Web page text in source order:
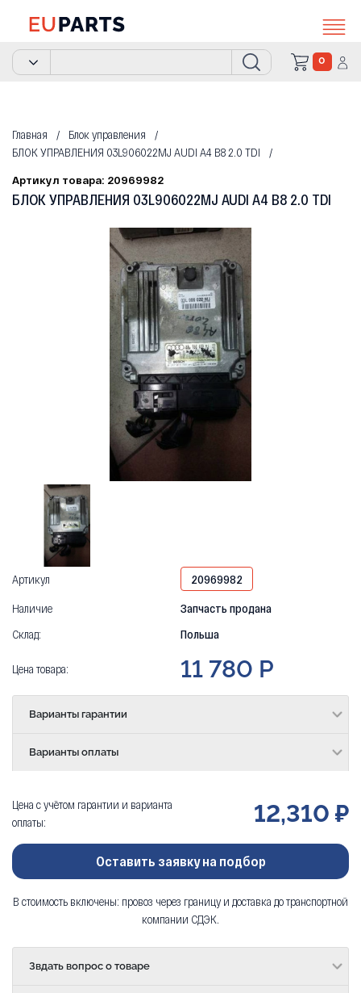
0
Главная
Блок управления
БЛОК УПРАВЛЕНИЯ 03L906022MJ AUDI A4 B8 2.0 TDI
Артикул товара: 20969982
БЛОК УПРАВЛЕНИЯ 03L906022MJ AUDI A4 B8 2.0 TDI
Артикул
20969982
Наличие
Запчасть продана
Склад:
Польша
Цена товара: 11 780 Р
Варианты гарантии
Варианты оплаты
Цена с учётом гарантии и варианта
оплаты:
12,310 ₽
Оставить заявку на подбор
В стоимость включены: провоз через границу и доставка до транспортной
компании СДЭК.
Звдать вопрос о товаре